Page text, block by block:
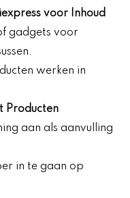
voor Inhoud
gadgets voor
werken in
Producten
aan als aanvulling
in te gaan op